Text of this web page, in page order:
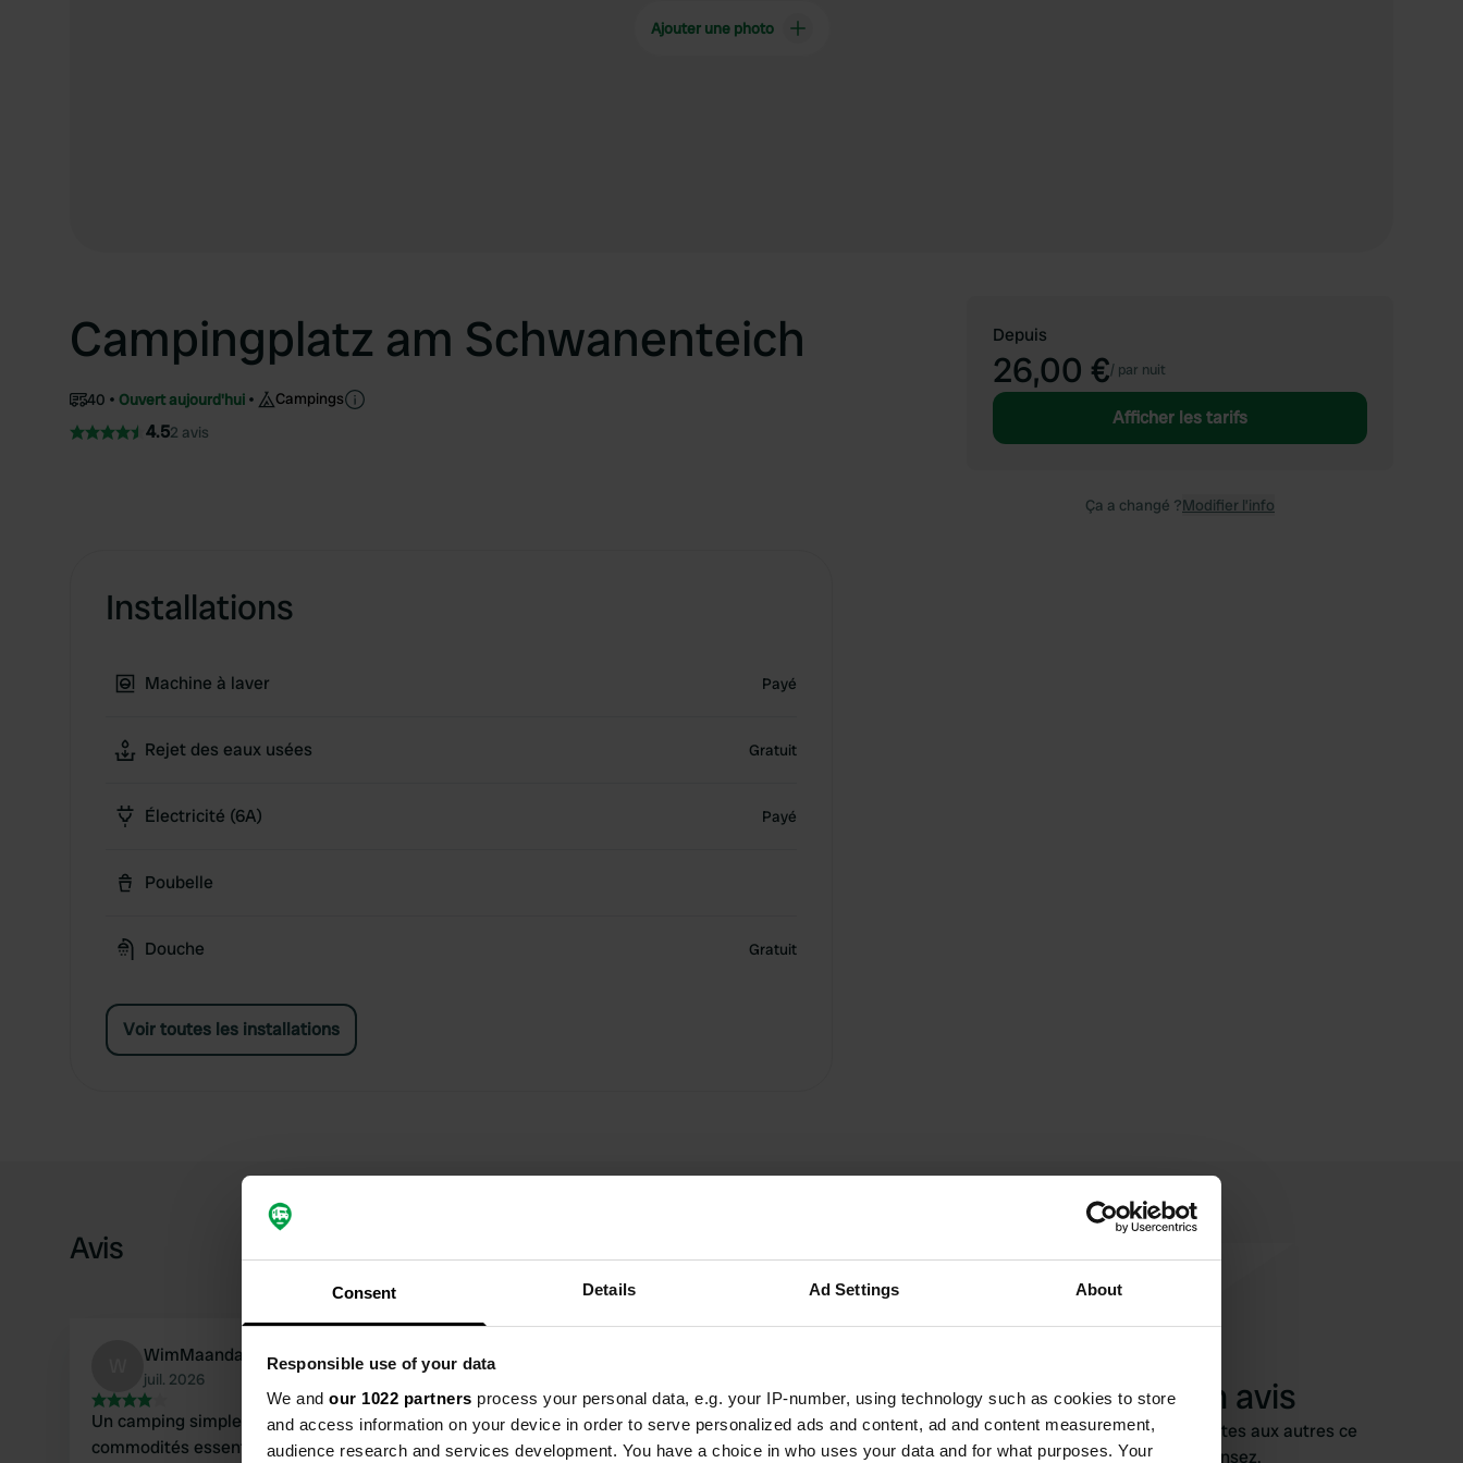
Consent Details Ad Settings About
Responsible use of your data
We and our 1022 partners process your personal data, e.g. your IP-number, using technology such as cookies to store
and access information on your device in order to serve personalized ads and content, ad and content measurement,
audience research and services development. You have a choice in who uses your data and for what purposes. Your
Ajouter une photo
Campingplatz am Schwanenteich
40 Ouvert aujourd'hui Campings
4.52 avis
Installations
Machine à laver Payé
Rejet des eaux usées Gratuit
Électricité (6A) Payé
Poubelle
Douche Gratuit
Voir toutes les installations
Depuis
26,00 €/ par nuit
Afficher les tarifs
Ça a changé ?Modifier l’info
Avis
WimMaandag
juil. 2026
Un camping simple et agréable offrant les
commodités essentielles pour notre voyage en
À notre retour sur ce camping après plus d'un
an, nous avons constaté que beaucoup de
Ajouter un avis
Vous êtes déjà venu ici ? Dites aux autres ce
que vous en pensez.